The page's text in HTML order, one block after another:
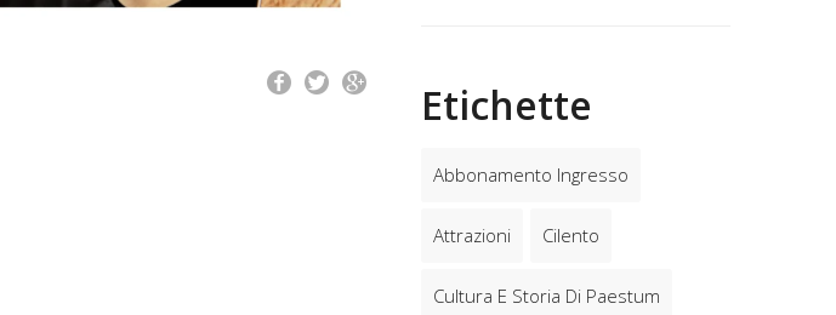
Etichette
Abbonamento Ingresso
Attrazioni Cilento
Cultura E Storia Di Paestum